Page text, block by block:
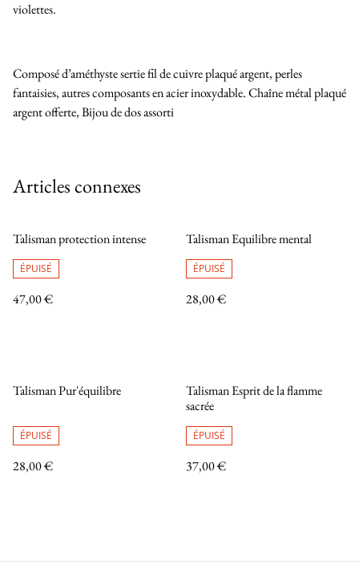
violettes.
Composé d’améthyste sertie fil de cuivre plaqué argent, perles
fantaisies, autres composants en acier inoxydable. Chaîne métal plaqué
argent offerte, Bijou de dos assorti
Articles connexes
Talisman protection intense
ÉPUISÉ
47,00 €
Talisman Equilibre mental
ÉPUISÉ
28,00 €
Talisman Pur'équilibre
ÉPUISÉ
28,00 €
Talisman Esprit de la flamme
sacrée
ÉPUISÉ
37,00 €